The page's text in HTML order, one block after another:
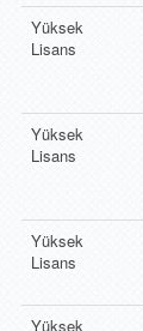
Yüksek
Lisans
Yüksek
Lisans
Yüksek
Lisans
Yüksek